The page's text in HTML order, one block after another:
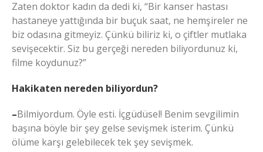
Zaten doktor kadın da dedi ki, “Bir kanser hastası
hastaneye yattığında bir buçuk saat, ne hemşireler ne
biz odasına gitmeyiz. Çünkü biliriz ki, o çiftler mutlaka
sevişecektir. Siz bu gerçeği nereden biliyordunuz ki,
filme koydunuz?”
Hakikaten nereden biliyordun?
–Bilmiyordum. Öyle esti. İçgüdüsel! Benim sevgilimin
başına böyle bir şey gelse sevişmek isterim. Çünkü
ölüme karşı gelebilecek tek şey sevişmek.